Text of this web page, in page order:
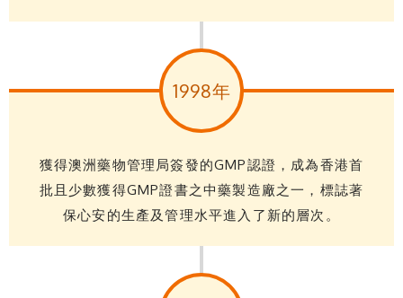
1998年
獲得澳洲藥物管理局簽發的GMP認證，成為香港首
批且少數獲得GMP證書之中藥製造廠之一，標誌著
保心安的生產及管理水平進入了新的層次。